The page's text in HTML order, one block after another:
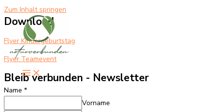
Zum Inhalt springen
Download
Flyer Kindergeburtstag
Flyer Teamevent
Bleib verbunden - Newsletter
Name *
Vorname